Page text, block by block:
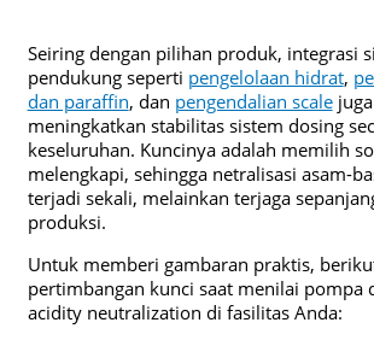
Seiring dengan pilihan produk, integrasi
pendukung seperti pengelolaan hidrat,
dan paraffin, dan pengendalian scale
meningkatkan stabilitas sistem dosing
keseluruhan. Kuncinya adalah memilih
melengkapi, sehingga netralisasi asam-
terjadi sekali, melainkan terjaga
produksi.
Untuk memberi gambaran praktis,
pertimbangan kunci saat menilai pompa
acidity neutralization di fasilitas Anda: